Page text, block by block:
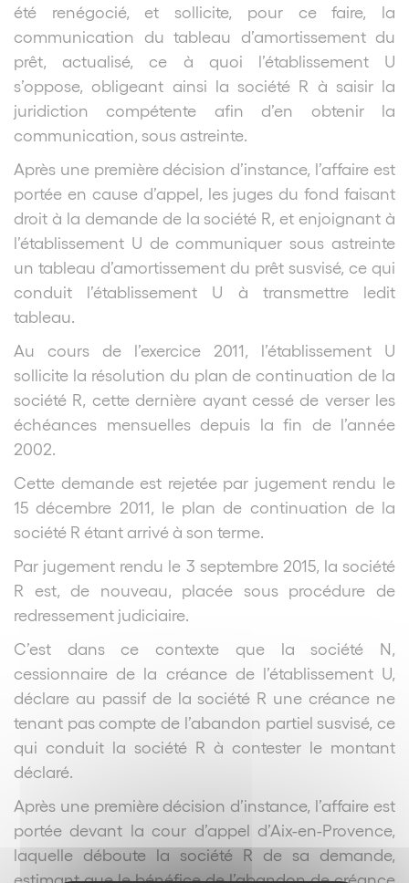
été renégocié, et sollicite, pour ce faire, la
communication du tableau d’amortissement du
prêt, actualisé, ce à quoi l’établissement U
s’oppose, obligeant ainsi la société R à saisir la
juridiction compétente afin d’en obtenir la
communication, sous astreinte.
Après une première décision d’instance, l’affaire est
portée en cause d’appel, les juges du fond faisant
droit à la demande de la société R, et enjoignant à
l’établissement U de communiquer sous astreinte
un tableau d’amortissement du prêt susvisé, ce qui
conduit l’établissement U à transmettre ledit
tableau.
Au cours de l’exercice 2011, l’établissement U
sollicite la résolution du plan de continuation de la
société R, cette dernière ayant cessé de verser les
échéances mensuelles depuis la fin de l’année
2002.
Cette demande est rejetée par jugement rendu le
15 décembre 2011, le plan de continuation de la
société R étant arrivé à son terme.
Par jugement rendu le 3 septembre 2015, la société
R est, de nouveau, placée sous procédure de
redressement judiciaire.
C’est dans ce contexte que la société N,
cessionnaire de la créance de l’établissement U,
déclare au passif de la société R une créance ne
tenant pas compte de l’abandon partiel susvisé, ce
qui conduit la société R à contester le montant
déclaré.
Après une première décision d’instance, l’affaire est
portée devant la cour d’appel d’Aix-en-Provence,
laquelle déboute la société R de sa demande,
estimant que le bénéfice de l’abandon de créance